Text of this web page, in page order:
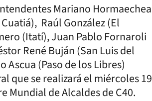
Mariano Hormaechea
Raúl González (El
(Itatí), Juan Pablo Fornaroli
René Buján (San Luis del
Ascua (Paso de los Libres)
que se realizará el miércoles 19
Mundial de Alcaldes de C40.